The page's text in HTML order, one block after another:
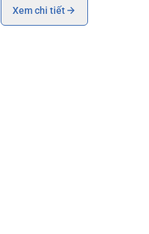
lạ, cuốn hút cùng các trang bị
hiện đại. Fazzio 2024 là dòng xe
Xem chi tiết